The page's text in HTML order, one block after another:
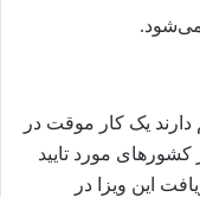
دارند یک کار موقت در
کشورهای مورد تایید
این ویزا در